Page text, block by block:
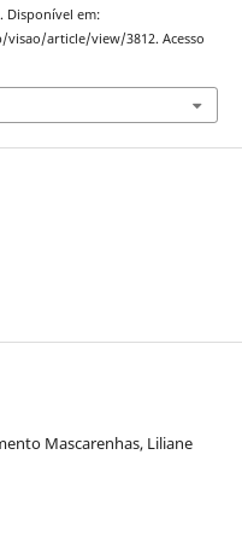
Disponível em:
article/view/3812. Acesso
Mascarenhas, Liliane